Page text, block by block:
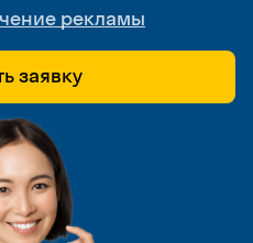
рекламы
заявку